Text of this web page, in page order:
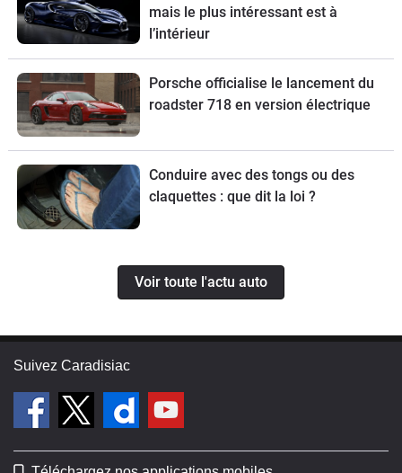
mais le plus intéressant est à
l’intérieur
Porsche officialise le lancement du
roadster 718 en version électrique
Conduire avec des tongs ou des
claquettes : que dit la loi ?
Voir toute l'actu auto
Suivez Caradisiac